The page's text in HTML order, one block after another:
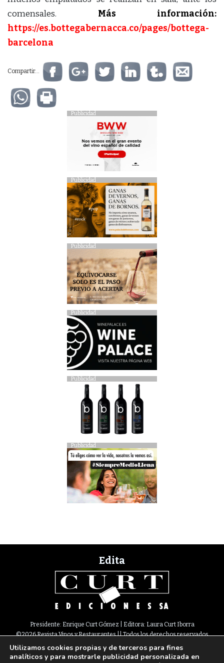
comensales. Más información:
https://es.bottegabernacca.co/pages/bottega-
barcelona
Compartir...
Publicidad
Publicidad
Publicidad
Publicidad
Publicidad
Publicidad
Edita
Presidente: Enrique Curt Gómez | Editora: Laura Curt Iborra
©2026 Revista Vinos y Restaurantes || Todos los derechos reservados
Newsletter Nota legal Política de Cookies Suscripción
Utilizamos cookies propias y de terceros para fines
analíticos y para mostrarle publicidad personalizada en